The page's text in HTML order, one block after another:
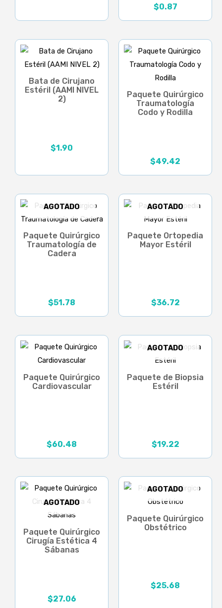
$0.87
Bata de Cirujano
Estéril (AAMI NIVEL
2)
$1.90
Paquete Quirúrgico
Traumatología
Codo y Rodilla
$49.42
AGOTADO
Paquete Quirúrgico
Traumatología de
Cadera
$51.78
AGOTADO
Paquete Ortopedia
Mayor Estéril
$36.72
Paquete Quirúrgico
Cardiovascular
$60.48
AGOTADO
Paquete de Biopsia
Estéril
$19.22
AGOTADO
Paquete Quirúrgico
Cirugía Estética 4
Sábanas
$27.06
AGOTADO
Paquete Quirúrgico
Obstétrico
$25.68